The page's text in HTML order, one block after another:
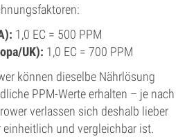
1,0 EC = 500 PPM
UK): 1,0 EC = 700 PPM
können dieselbe Nährlösung
PPM-Werte erhalten – je nach
verlassen sich deshalb lieber
einheitlich und vergleichbar ist.